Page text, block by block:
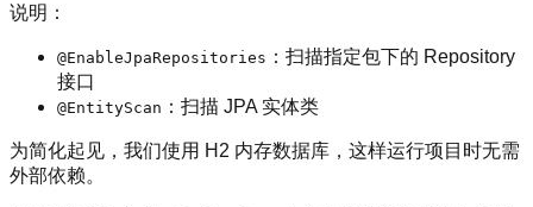
说明：
@EnableJpaRepositories ：扫描指定包下的 Repository
接口
@EntityScan ：扫描 JPA 实体类
为简化起见，我们使用 H2 内存数据库，这样运行项目时无需
外部依赖。